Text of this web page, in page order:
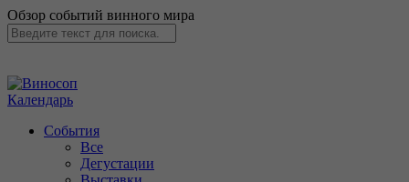
Обзор событий винного мира
Календарь
События
Все
Дегустации